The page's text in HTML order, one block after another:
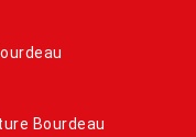
Bourdeau